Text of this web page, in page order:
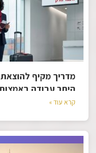
מדריך מקיף
היתר עבודה באמצות
קרא עוד »